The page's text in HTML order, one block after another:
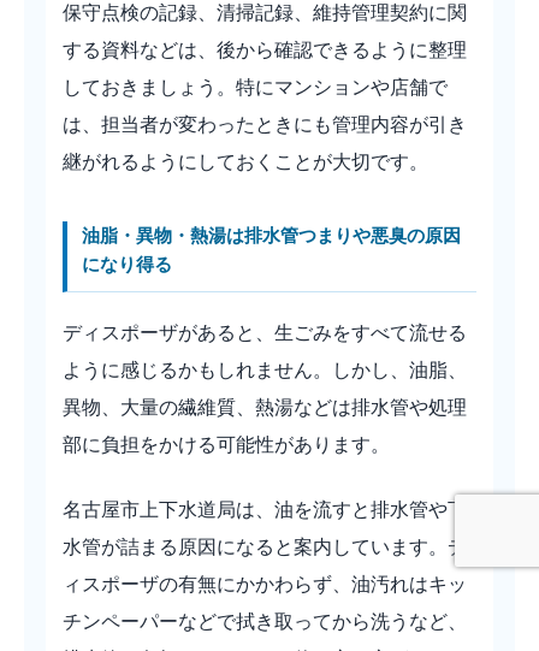
保守点検の記録、清掃記録、維持管理契約に関
する資料などは、後から確認できるように整理
しておきましょう。特にマンションや店舗で
は、担当者が変わったときにも管理内容が引き
継がれるようにしておくことが大切です。
油脂・異物・熱湯は排水管つまりや悪臭の原因
になり得る
ディスポーザがあると、生ごみをすべて流せる
ように感じるかもしれません。しかし、油脂、
異物、大量の繊維質、熱湯などは排水管や処理
部に負担をかける可能性があります。
名古屋市上下水道局は、油を流すと排水管や下
水管が詰まる原因になると案内しています。デ
ィスポーザの有無にかかわらず、油汚れはキッ
チンペーパーなどで拭き取ってから洗うなど、